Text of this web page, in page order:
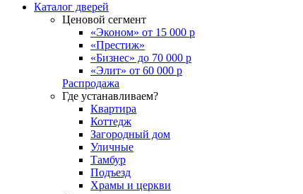
Каталог дверей
Ценовой сегмент
«Эконом» от 15 000 р
«Престиж»
«Бизнес» до 70 000 р
«Элит» от 60 000 р
Распродажа
Где устанавливаем?
Квартира
Коттедж
Загородный дом
Уличные
Тамбур
Подъезд
Храмы и церкви